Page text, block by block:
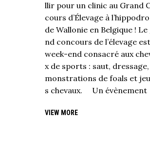
llir pour un clinic au Grand
cours d’Élevage à
de Wallonie en Belgique !
nd concours de l’élevage
week-end consacré aux
x de sports : saut,
monstrations de foals et
s chevaux. Un évènement
VIEW MORE